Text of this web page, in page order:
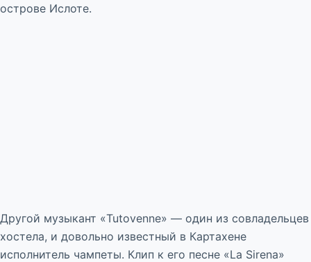
острове Ислоте.
Другой музыкант «Tutovenne» — один из совладельцев
хостела, и довольно известный в Картахене
исполнитель чампеты. Клип к его песне «La Sirena»